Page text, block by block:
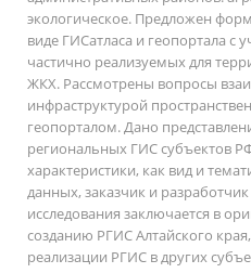
экологическое. Предложен
виде ГИСатласа и геопортала с
частично реализуемых для
ЖКХ. Рассмотрены вопросы
инфраструктурой
геопорталом. Дано
региональных ГИС субъектов
характеристики, как вид и
данных, заказчик и
исследования заключается в
созданию РГИС Алтайского
реализации РГИС в других